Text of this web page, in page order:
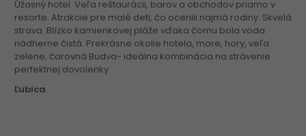
Úžasný hotel. Veľa reštaurácii, barov a obchodov priamo v
resorte. Atrakcie pre malé deti, čo ocenili najmä rodiny. Skvelá
strava. Blízko kamienkovej pláže vďaka čomu bola voda
nádherne čistá. Prekrásne okolie hotela, more, hory, veľa
zelene, čarovná Budva- ideálna kombinácia na strávenie
perfektnej dovolenky
Ľubica